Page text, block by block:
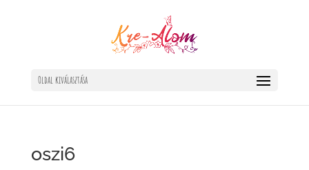
Oldal kiválasztása
oszi6